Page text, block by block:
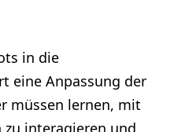
in die
eine Anpassung der
müssen lernen, mit
zu interagieren und